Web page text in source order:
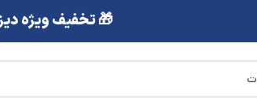
🎁 تخفیف ویژه